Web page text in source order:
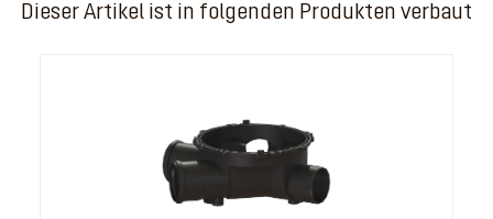
Dieser Artikel ist in folgenden Produkten verbaut